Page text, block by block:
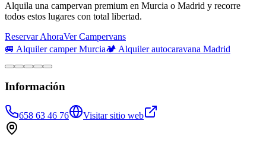
Alquila una campervan premium en Murcia o Madrid y recorre
todos estos lugares con total libertad.
Reservar AhoraVer Campervans
🚐 Alquiler camper Murcia🏕️ Alquiler autocaravana Madrid
Información
658 63 46 76 Visitar sitio web